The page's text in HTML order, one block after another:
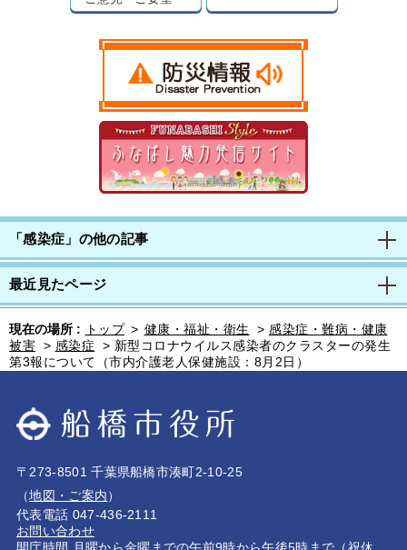
「感染症」の他の記事
最近見たページ
現在の場所 : トップ > 健康・福祉・衛生 > 感染症・難病・健康
被害 > 感染症 > 新型コロナウイルス感染者のクラスターの発生
第3報について（市内介護老人保健施設：8月2日）
〒273-8501 千葉県船橋市湊町2-10-25
（地図・ご案内）
代表電話 047-436-2111
お問い合わせ
開庁時間 月曜から金曜までの午前9時から午後5時まで（祝休